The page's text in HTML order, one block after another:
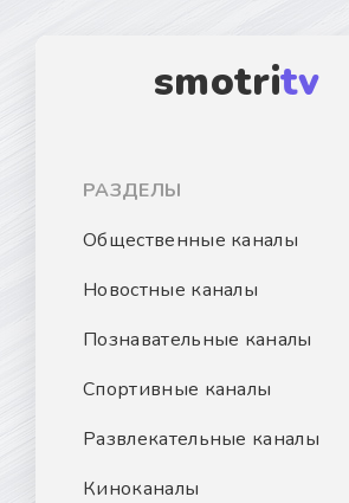
smotritv
РАЗДЕЛЫ
Общественные каналы
Новостные каналы
Познавательные каналы
Спортивные каналы
Развлекательные каналы
Киноканалы